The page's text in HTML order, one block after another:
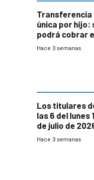
Transferencia
única por hijo:
podrá cobrar
100% en
Hace 3 semanas
Los titulares
las 6 del lunes
de julio de
Hace 3 semanas